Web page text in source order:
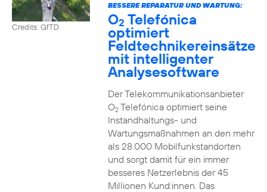
Credits: GfTD
BESSERE REPARATUR UND WARTUNG:
O2 Telefónica
optimiert
Feldtechnikereinsätze
mit intelligenter
Analysesoftware
Der Telekommunikationsanbieter
O2Telefónica optimiert seine
Instandhaltungs- und
Wartungsmaßnahmen an den mehr
als 28.000 Mobilfunkstandorten
und sorgt damit für ein immer
besseres Netzerlebnis der 45
Millionen Kund:innen. Das